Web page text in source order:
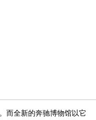
而全新的奔驰博物馆以它